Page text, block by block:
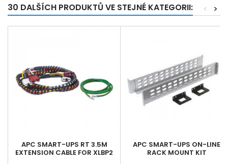
30 DALŠÍCH PRODUKTŮ VE STEJNÉ KATEGORII: >
<
APC SMART-UPS RT 3.5M
EXTENSION CABLE FOR XLBP2
APC SMART-UPS ON-LINE
RACK MOUNT KIT